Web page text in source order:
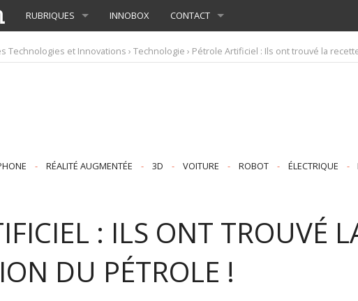
RUBRIQUES INNOBOX CONTACT
Technologies et Innovations ›Technologie › Pétrole Artificiel : Ils ont trouvé la
- RÉALITÉ AUGMENTÉE - 3D - VOITURE - ROBOT - ÉLECTRIQUE -
: ILS ONT TROUVÉ
DU PÉTROLE !